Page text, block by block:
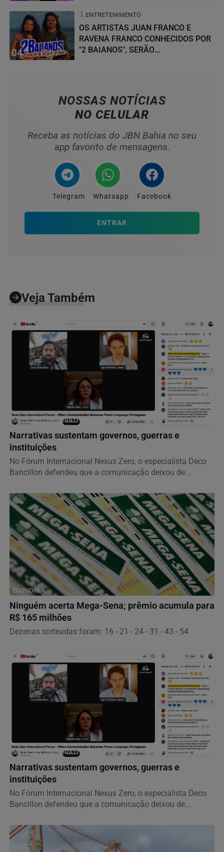
04
ENTRETENIMENTO
OS ARTISTAS JUAN FRANCO E
RAVENA FRANCO CONHECIDOS POR
"2 BAIANOS", SERÃO
NOSSAS NOTÍCIAS
NO CELULAR
Receba as notícias do JBN Bahia no seu
app favorito de mensagens.
Telegram Whatsapp Facebook
ENTRAR
Veja Também
NOTÍCIAS CORPORATIVAS
Narrativas sustentam governos, guerras e
instituições
No Fórum Internacional Nexus Zero, o especialista Deco
Bancillon defendeu que a comunicação deixou de...
ECONOMIA
Ninguém acerta Mega-Sena; prêmio acumula para
R$ 165 milhões
Dezenas sorteadas foram: 16 - 21 - 24 - 31 - 43 - 54
NOTÍCIAS CORPORATIVAS
Narrativas sustentam governos, guerras e
instituições
No Fórum Internacional Nexus Zero, o especialista Deco
Bancillon defendeu que a comunicação deixou de...